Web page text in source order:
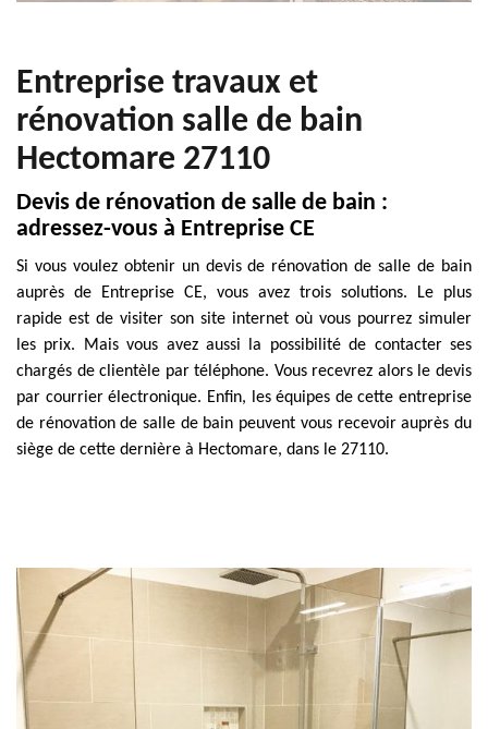
Entreprise travaux et
rénovation salle de bain
Hectomare 27110
Devis de rénovation de salle de bain :
adressez-vous à Entreprise CE
Si vous voulez obtenir un devis de rénovation de salle de bain
auprès de Entreprise CE, vous avez trois solutions. Le plus
rapide est de visiter son site internet où vous pourrez simuler
les prix. Mais vous avez aussi la possibilité de contacter ses
chargés de clientèle par téléphone. Vous recevrez alors le devis
par courrier électronique. Enfin, les équipes de cette entreprise
de rénovation de salle de bain peuvent vous recevoir auprès du
siège de cette dernière à Hectomare, dans le 27110.